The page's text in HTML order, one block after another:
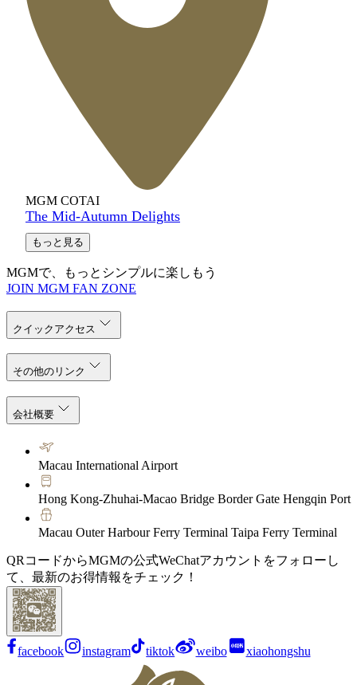
MGM COTAI
The Mid-Autumn Delights
もっと見る
MGMで、もっとシンプルに楽しもう
JOIN MGM FAN ZONE
クイックアクセス
その他のリンク
会社概要
Macau International Airport
Hong Kong-Zhuhai-Macao Bridge Border Gate Hengqin Port
Macau Outer Harbour Ferry Terminal Taipa Ferry Terminal
QRコードからMGMの公式WeChatアカウントをフォローし
て、最新のお得情報をチェック！
facebook instagram tiktok weibo xiaohongshu